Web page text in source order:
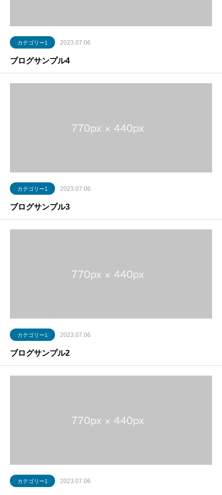
カテゴリー1 2023.07.06
ブログサンプル4
カテゴリー1 2023.07.06
ブログサンプル3
カテゴリー1 2023.07.06
ブログサンプル2
カテゴリー1 2023.07.06